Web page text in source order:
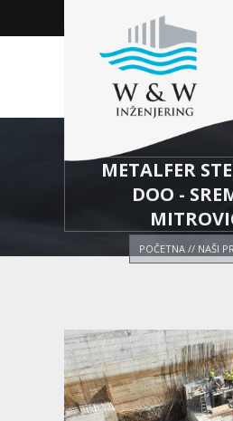
METALFER
DOO -
POČETNA// NAŠI